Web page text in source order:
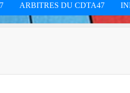
ARBITRES DU CDTA47